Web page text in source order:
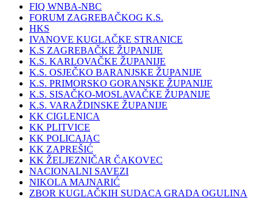
FIQ WNBA-NBC
FORUM ZAGREBAČKOG K.S.
HKS
IVANOVE KUGLAČKE STRANICE
K.S ZAGREBAČKE ŽUPANIJE
K.S. KARLOVAČKE ŽUPANIJE
K.S. OSJEČKO BARANJSKE ŽUPANIJE
K.S. PRIMORSKO GORANSKE ŽUPANIJE
K.S. SISAČKO-MOSLAVAČKE ŽUPANIJE
K.S. VARAŽDINSKE ŽUPANIJE
KK CIGLENICA
KK PLITVICE
KK POLICAJAC
KK ZAPREŠIĆ
KK ŽELJEZNIČAR ČAKOVEC
NACIONALNI SAVEZI
NIKOLA MAJNARIĆ
ZBOR KUGLAČKIH SUDACA GRADA OGULINA